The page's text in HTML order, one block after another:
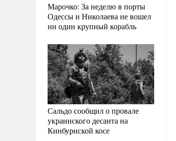
Марочко: За неделю в порты
Одессы и Николаева не вошел
ни один крупный корабль
Сальдо сообщил о провале
украинского десанта на
Кинбурнской косе